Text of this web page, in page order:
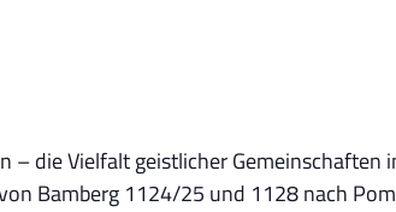
die Vielfalt geistlicher Gemeinschaften
Bamberg 1124/25 und 1128 nach